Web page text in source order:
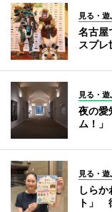
見る・遊
名古屋
スプレ
見る・遊
夜の愛
ム！
見る・遊
しら
ト」